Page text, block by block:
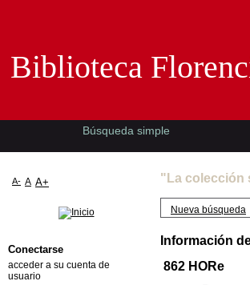
"La colección
Nueva búsqueda
Información
862 HORe
Biblioteca
Búsqueda simple
A- A A+
Conectarse
acceder a su cuenta de
usuario